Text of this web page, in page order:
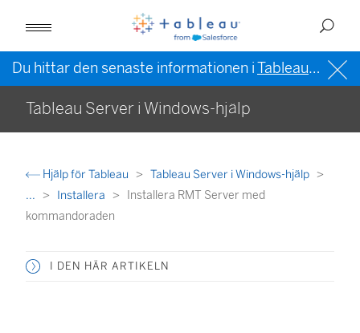
Du hittar den senaste informationen iTableau-hjälpen på engelska (USA)
Tableau Server i Windows-hjälp
Hjälp för Tableau
Tableau Server i Windows-hjälp
...
Installera
Installera RMT Server med
kommandoraden
I DEN HÄR ARTIKELN